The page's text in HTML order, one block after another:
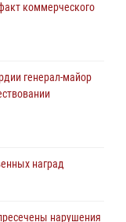
почтили
задержаны
отмечает
коммерческого
генерал-майор
наград
нарушения